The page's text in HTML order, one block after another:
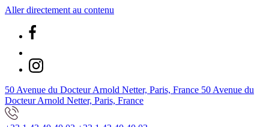
Aller directement au contenu
50 Avenue du Docteur Arnold Netter, Paris, France 50 Avenue du
Docteur Arnold Netter, Paris, France